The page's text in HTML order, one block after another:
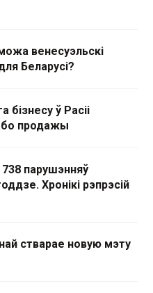
венесуэльскі
Беларусі?
бізнесу ў Расіі
продажы
738 парушэнняў
Хронікі рэпрэсій
стварае новую мэту